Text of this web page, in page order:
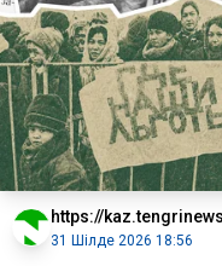
https://
31 Шілде 2026 18:56